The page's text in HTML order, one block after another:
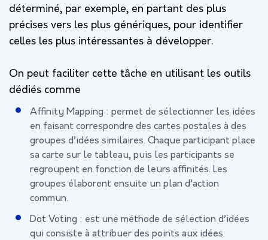
déterminé, par exemple, en partant des plus
précises vers les plus génériques, pour identifier
celles les plus intéressantes à développer.
On peut faciliter cette tâche en utilisant les outils
dédiés comme
Affinity Mapping : permet de sélectionner les idées
en faisant correspondre des cartes postales à des
groupes d’idées similaires. Chaque participant place
sa carte sur le tableau, puis les participants se
regroupent en fonction de leurs affinités. Les
groupes élaborent ensuite un plan d’action
commun.
Dot Voting : est une méthode de sélection d’idées
qui consiste à attribuer des points aux idées.